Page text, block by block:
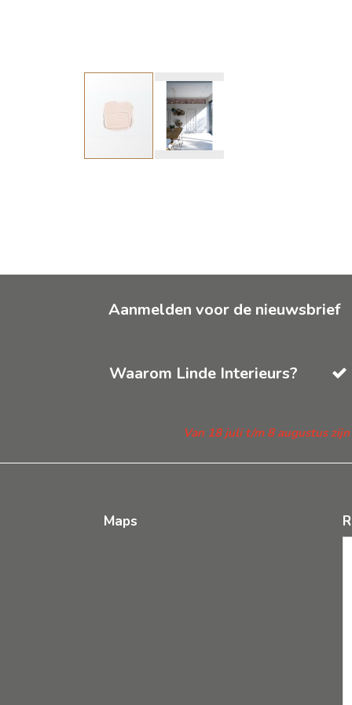
Aanmelden voor de nieuwsbrief
Waarom Linde Interieurs?
Van 18 juli t/m 8 augustus
Maps